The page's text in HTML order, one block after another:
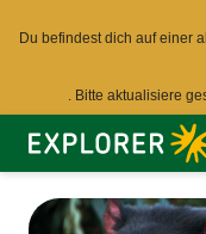
Du befindest dich auf einer
. Bitte aktualisiere
Explorer
Fernreisen